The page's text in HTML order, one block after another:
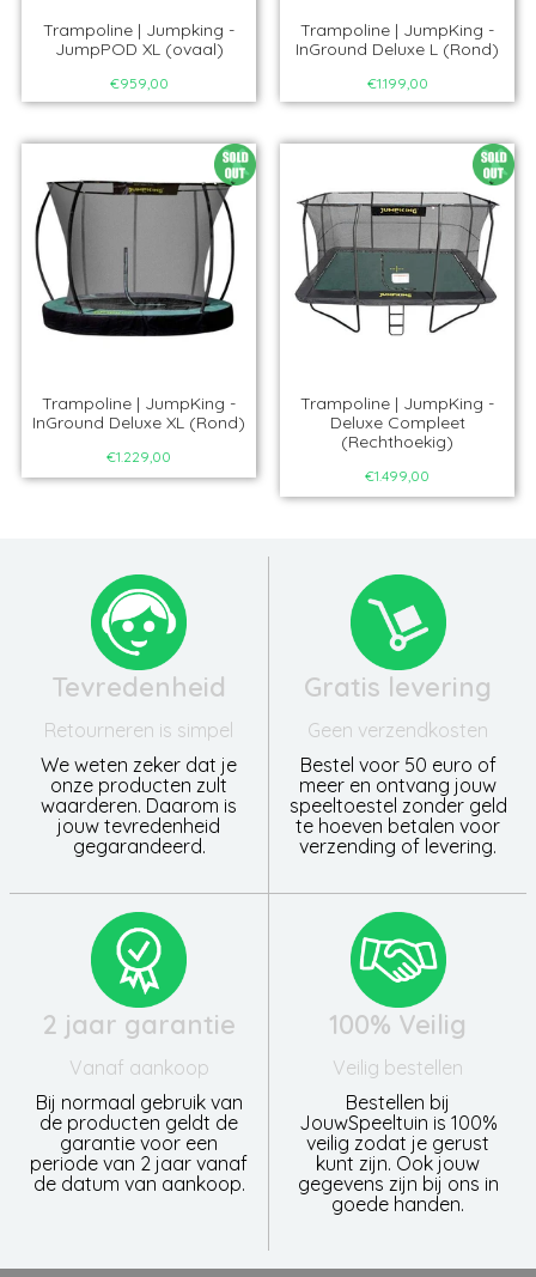
Trampoline | Jumpking -
JumpPOD XL (ovaal)
€959,00
Trampoline | JumpKing -
InGround Deluxe L (Rond)
€1.199,00
Trampoline | JumpKing -
InGround Deluxe XL (Rond)
€1.229,00
Trampoline | JumpKing -
Deluxe Compleet
(Rechthoekig)
€1.499,00
Tevredenheid
Retourneren is simpel
We weten zeker dat je
onze producten zult
waarderen. Daarom is
jouw tevredenheid
gegarandeerd.
Gratis levering
Geen verzendkosten
Bestel voor 50 euro of
meer en ontvang jouw
speeltoestel zonder geld
te hoeven betalen voor
verzending of levering.
2 jaar garantie
Vanaf aankoop
Bij normaal gebruik van
de producten geldt de
garantie voor een
periode van 2 jaar vanaf
de datum van aankoop.
100% Veilig
Veilig bestellen
Bestellen bij
JouwSpeeltuin is 100%
veilig zodat je gerust
kunt zijn. Ook jouw
gegevens zijn bij ons in
goede handen.